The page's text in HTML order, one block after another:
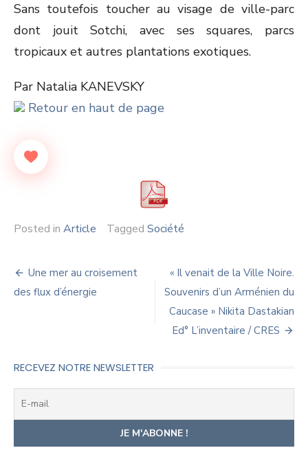
Sans toutefois toucher au visage de ville-parc
dont jouit Sotchi, avec ses squares, parcs
tropicaux et autres plantations exotiques.
Par Natalia KANEVSKY
Retour en haut de page
Posted in Article Tagged Société
Navigation
de
Une mer au croisement
des flux d’énergie
« Il venait de la Ville Noire.
Souvenirs d’un Arménien du
Caucase » Nikita Dastakian
Ed° L’inventaire / CRES
RECEVEZ NOTRE NEWSLETTER